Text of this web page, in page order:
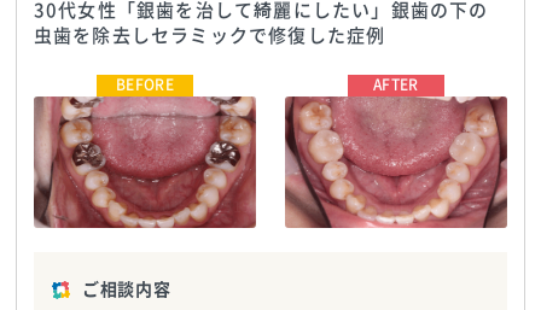
30代女性「銀歯を治して綺麗にしたい」銀歯の下の
虫歯を除去しセラミックで修復した症例
海谷歯科医院 TEL:0352611515 海谷歯科医院TEL:0352611515
ご相談内容